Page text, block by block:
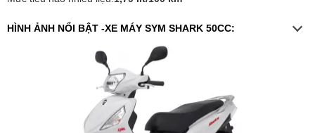
HÌNH ẢNH NỔI BẬT -XE MÁY SYM SHARK 50CC: